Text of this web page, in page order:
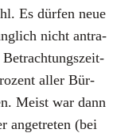
Es dür­fen neue
nicht antra­
Betrach­tungs­zeit­
aller Bür­
Meist war dann
ange­tre­ten (bei